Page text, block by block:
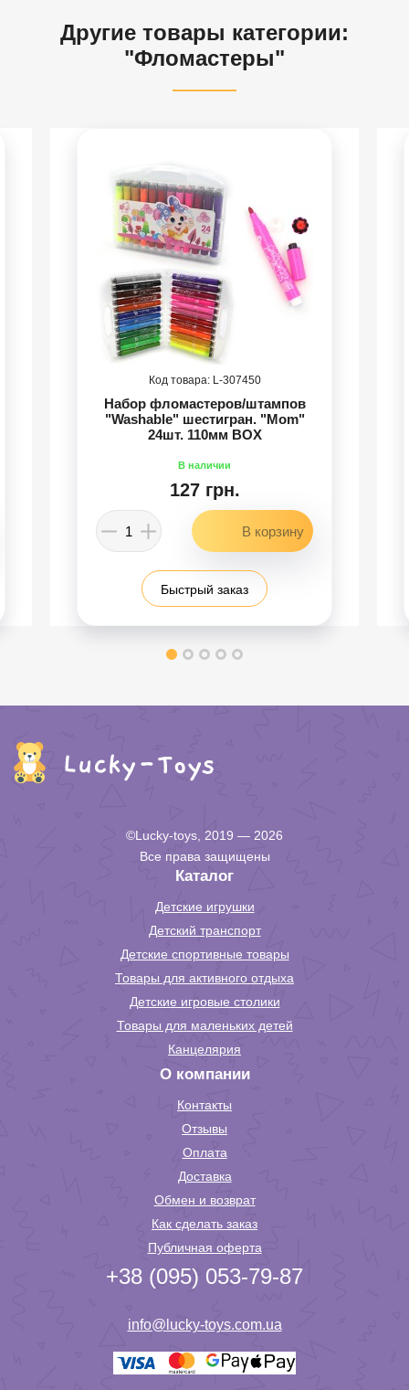
Другие товары категории:
"Фломастеры"
307450
Набор фломастеров/штампов
"Washable" шестигран. "Mom"
24шт. 110мм BOX
127 грн.
Быстрый заказ
©Lucky-toys, 2019 — 2026
Все права защищены
Каталог
Детские игрушки
Детский транспорт
Детские спортивные товары
Товары для активного отдыха
Детские игровые столики
Товары для маленьких детей
Канцелярия
О компании
Контакты
Отзывы
Оплата
Доставка
Обмен и возврат
Как сделать заказ
Публичная оферта
+38 (095) 053-79-87
info@lucky-toys.com.ua